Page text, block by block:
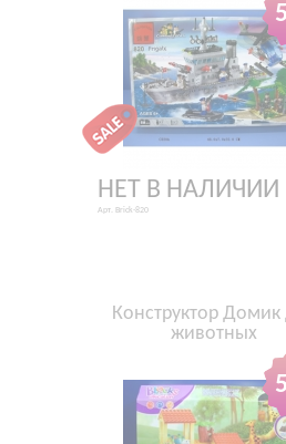
НЕТ В НАЛИЧИИ
Арт. Brick-820
Конструктор Домик
животных